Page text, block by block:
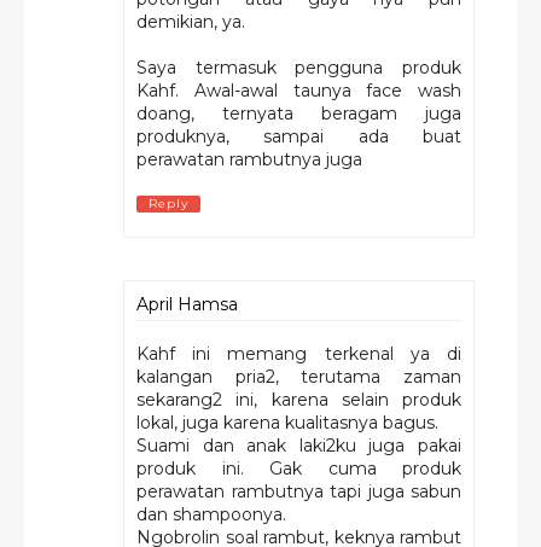
demikian, ya.
Saya termasuk pengguna produk
Kahf. Awal-awal taunya face wash
doang, ternyata beragam juga
produknya, sampai ada buat
perawatan rambutnya juga
Reply
April Hamsa
Kahf ini memang terkenal ya di
kalangan pria2, terutama zaman
sekarang2 ini, karena selain produk
lokal, juga karena kualitasnya bagus.
Suami dan anak laki2ku juga pakai
produk ini. Gak cuma produk
perawatan rambutnya tapi juga sabun
dan shampoonya.
Ngobrolin soal rambut, keknya rambut